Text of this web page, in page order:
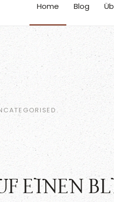
Home Blog
.
EINEN